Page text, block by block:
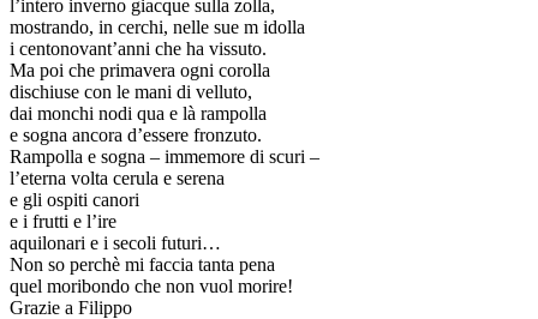
l’intero inverno giacque sulla zolla,
mostrando, in cerchi, nelle sue m idolla
i centonovant’anni che ha vissuto.
Ma poi che primavera ogni corolla
dischiuse con le mani di velluto,
dai monchi nodi qua e là rampolla
e sogna ancora d’essere fronzuto.
Rampolla e sogna – immemore di scuri –
l’eterna volta cerula e serena
e gli ospiti canori
e i frutti e l’ire
aquilonari e i secoli futuri…
Non so perchè mi faccia tanta pena
quel moribondo che non vuol morire!
Grazie a Filippo